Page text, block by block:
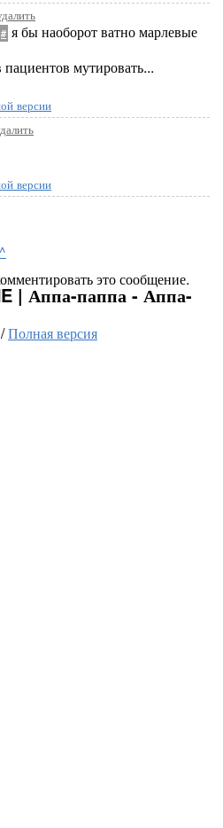
# я бы наоборот ватно марлевые
мутировать...
версии
версии
это сообщение.
| Аппа-паппа - Аппа-
/Полная версия